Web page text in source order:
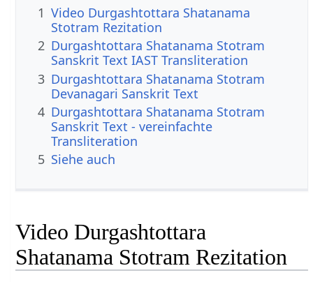
1 Video Durgashtottara Shatanama
Stotram Rezitation
2 Durgashtottara Shatanama Stotram
Sanskrit Text IAST Transliteration
3 Durgashtottara Shatanama Stotram
Devanagari Sanskrit Text
4 Durgashtottara Shatanama Stotram
Sanskrit Text - vereinfachte
Transliteration
5 Siehe auch
Video Durgashtottara
Shatanama Stotram Rezitation